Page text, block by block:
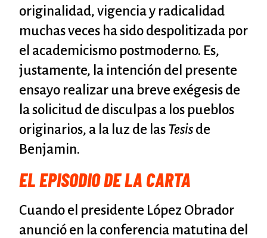
originalidad, vigencia y radicalidad
muchas veces ha sido despolitizada por
el academicismo postmoderno. Es,
justamente, la intención del presente
ensayo realizar una breve exégesis de
la solicitud de disculpas a los pueblos
originarios, a la luz de las Tesis de
Benjamin.
EL EPISODIO DE LA CARTA
Cuando el presidente López Obrador
anunció en la conferencia matutina del